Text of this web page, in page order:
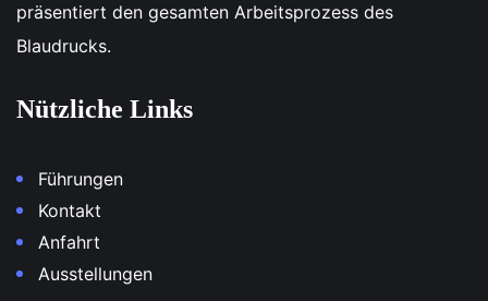
präsentiert den gesamten Arbeitsprozess des
Blaudrucks.
Nützliche Links
Führungen
Kontakt
Anfahrt
Ausstellungen